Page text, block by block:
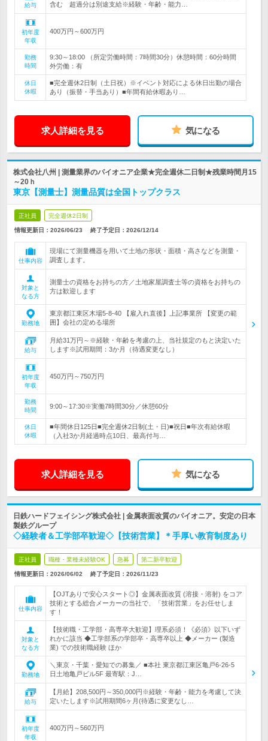
給与
含む 超過分は別途支給※経験・年齢・能力…
初年度
年収
400万円～600万円
勤務
時間
9:30～18:00 （所定労働時間：7時間30分）休憩時間：60分時間
外労働：有
休日
休暇
■完全週休2日制（土日祝）※イベント対応による休日出勤の場合
あり（振替・手当あり）■年間有給休暇あり…
求人詳細を見る 気になる
株式会社八州 | 測量業界のパイオニア企業★完全週休二日制★残業時間月15
～20ｈ
東京【測量士】測量品質は全国トップクラス
正社員 完全週休2日制
情報更新日：2026/06/23 終了予定日： 2026/12/14
仕事内容
現場にて測量機器を用いて土地の形状・面積・高さなどを測量・
調査します。
対象と
なる方
測量士の資格をお持ちの方／土地家屋調査士等の資格をお持ちの
方は歓迎します
勤務地
東京都江東区木場5-8-40 【雇入れ直後】上記事業所 【変更の範
囲】会社の定める場所
給与
月給31万円～※経験・年齢を考慮の上、当社規定のもと決定いた
します※試用期間：3か月（待遇変更なし）
初年度
年収
450万円～750万円
勤務
時間
9:00～17:30※実働7時間30分／休憩60分
休日
休暇
■年間休日125日■完全週休2日制(土・日)■祝日■年次有給休暇
（入社3か月経過時点10日、最高付与…
求人詳細を見る 気になる
日鉄ハードフェイシング株式会社 | 金属表面改質のパイオニア。安定の日本
製鉄グループ
◇経験者＆工学部卒歓迎◇【技術営業】＊手厚い教育制度あり
正社員 職種・業種未経験OK 急募 第二新卒歓迎
情報更新日：2026/06/02 終了予定日： 2026/11/23
仕事内容
【OJTありで安心スタート◎】金属表面改質 (溶接・溶射) をコア
技術とする総合メーカーの当社で、「技術営業」をお任せしま
す！
対象と
なる方
【技術職・工学部・高専卒大歓迎】理系必須！《必須》以下いず
れかに該当 ◆工学部系の学部卒・高専卒以上 ◆メーカー (製造
業) での技術職経験 ほか
勤務地
＼東京・千葉・愛知での募集／ ■本社 東京都江東区亀戸6-26-5
日土地亀戸ビル5F 最寄駅：J…
給与
【月給】208,500円～350,000円※経験・年齢・能力を考慮して決
定いたします※試用期間6ヶ月(待遇に変更なし…
初年度
年収
400万円～560万円